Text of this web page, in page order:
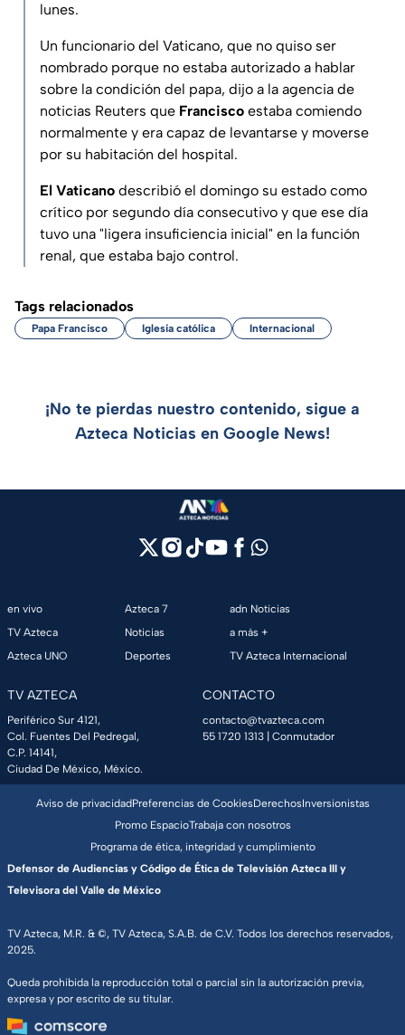
lunes.
Un funcionario del Vaticano, que no quiso ser
nombrado porque no estaba autorizado a hablar
sobre la condición del papa, dijo a la agencia de
noticias Reuters que Francisco estaba comiendo
normalmente y era capaz de levantarse y moverse
por su habitación del hospital.
El Vaticano describió el domingo su estado como
crítico por segundo día consecutivo y que ese día
tuvo una "ligera insuficiencia inicial" en la función
renal, que estaba bajo control.
Tags relacionados
Papa Francisco Iglesia católica Internacional
¡No te pierdas nuestro contenido, sigue a
Azteca Noticias en Google News!
en vivo
TV Azteca
Azteca UNO
Azteca 7
Noticias
Deportes
adn Noticias
a más +
TV Azteca Internacional
TV AZTECA
Periférico Sur 4121,
Col. Fuentes Del Pedregal,
C.P. 14141,
Ciudad De México, México.
CONTACTO
contacto@tvazteca.com
55 1720 1313 | Conmutador
TV Azteca, M.R. & ©, TV Azteca, S.A.B. de C.V. Todos los derechos reservados,
2025.
Queda prohibida la reproducción total o parcial sin la autorización previa,
expresa y por escrito de su titular.
Aviso de privacidadPreferencias de CookiesDerechosInversionistas
Promo EspacioTrabaja con nosotros
Programa de ética, integridad y cumplimiento
Defensor de Audiencias y Código de Ética de Televisión Azteca III y
Televisora del Valle de México